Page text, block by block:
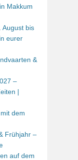
Makkum
August bis
eurer
&
–
|
dem
Frühjahr –
auf dem